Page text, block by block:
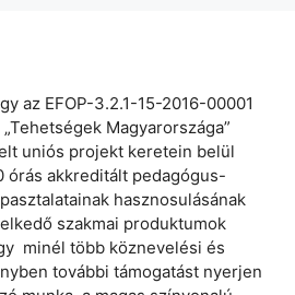
az EFOP-3.2.1-15-2016-00001
Magyarországa”
uniós projekt keretein belül
órás akkreditált pedagógus-
hasznosulásának
szakmai produktumok
minél több köznevelési és
további támogatást nyerjen